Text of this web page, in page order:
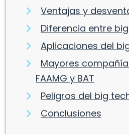
Ventajas y
Diferencia entre
Aplicaciones del
Mayores
FAAMG y BAT
Peligros del big
Conclusiones